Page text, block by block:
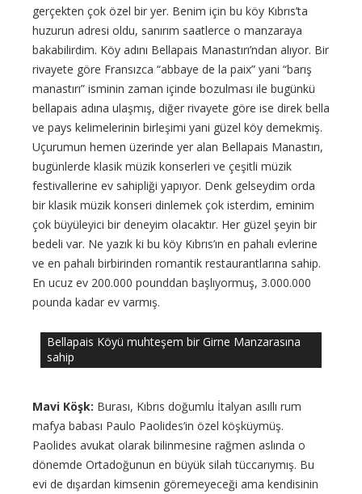
gerçekten çok özel bir yer. Benim için bu köy Kıbrıs’ta
huzurun adresi oldu, sanırım saatlerce o manzaraya
bakabilirdim. Köy adını Bellapais Manastırı’ndan alıyor. Bir
rivayete göre Fransızca “abbaye de la paix” yani “barış
manastırı” isminin zaman içinde bozulması ile bugünkü
bellapais adına ulaşmış, diğer rivayete göre ise direk bella
ve pays kelimelerinin birleşimi yani güzel köy demekmiş.
Uçurumun hemen üzerinde yer alan Bellapais Manastırı,
bugünlerde klasik müzik konserleri ve çeşitli müzik
festivallerine ev sahipliği yapıyor. Denk gelseydim orda
bir klasik müzik konseri dinlemek çok isterdim, eminim
çok büyüleyici bir deneyim olacaktır. Her güzel şeyin bir
bedeli var. Ne yazık ki bu köy Kıbrıs’ın en pahalı evlerine
ve en pahalı birbirinden romantik restaurantlarına sahip.
En ucuz ev 200.000 pounddan başlıyormuş, 3.000.000
pounda kadar ev varmış.
Bellapais Köyü muhteşem bir Girne Manzarasına
sahip
Mavi Köşk: Burası, Kıbrıs doğumlu İtalyan asıllı rum
mafya babası Paulo Paolides’in özel köşküymüş.
Paolides avukat olarak bilinmesine rağmen aslında o
dönemde Ortadoğunun en büyük silah tüccarıymış. Bu
evi de dışardan kimsenin göremeyeceği ama kendisinin